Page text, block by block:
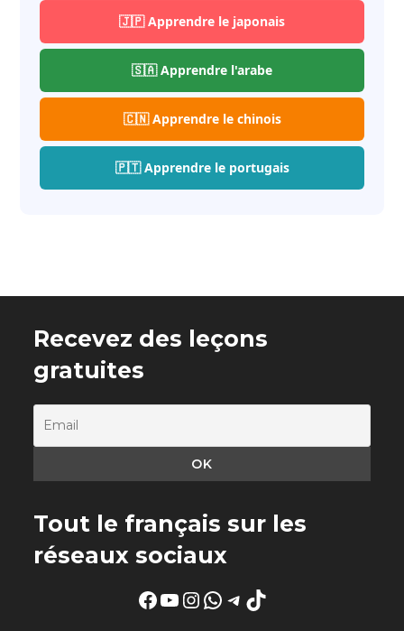
🇯🇵 Apprendre le japonais
🇸🇦 Apprendre l'arabe
🇨🇳 Apprendre le chinois
🇵🇹 Apprendre le portugais
Recevez des leçons
gratuites
Tout le français sur les
réseaux sociaux
Facebook
YouTube
Instagram
WhatsApp
Telegram
TikTok